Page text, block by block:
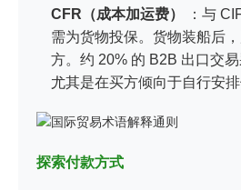
CFR（成本加运费）
：与
需为货物投保。货物装船后
方。约 20% 的 B2B 出口交易
尤其是在买方倾向于自行安排
探索付款方式